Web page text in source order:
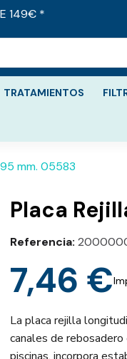
149€ *
TRATAMIENTOS
mm. 05583
Placa
Referencia
7,46 €
La placa rejilla
canales de